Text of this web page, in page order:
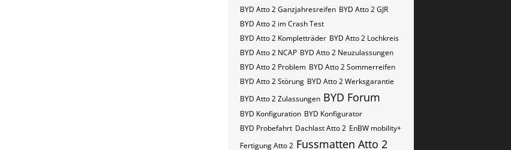
BYD Atto 2 Ganzjahresreifen BYD Atto 2 GJR
BYD Atto 2 im Crash Test
BYD Atto 2 Kompletträder BYD Atto 2 Lochkreis
BYD Atto 2 NCAP BYD Atto 2 Neuzulassungen
BYD Atto 2 Problem BYD Atto 2 Sommerreifen
BYD Atto 2 Störung BYD Atto 2 Werksgarantie
BYD Atto 2 Zulassungen BYD Forum
BYD Konfiguration BYD Konfigurator
BYD Probefahrt Dachlast Atto 2 EnBW mobility+
Fertigung Atto 2 Fussmatten Atto 2